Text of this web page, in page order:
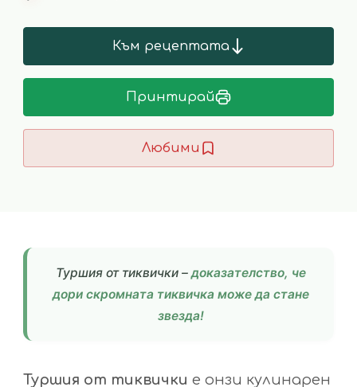
Към рецептата
Принтирай
Любими
Туршия от тиквички – доказателство, че
дори скромната тиквичка може да стане
звезда!
Туршия от тиквички е онзи кулинарен